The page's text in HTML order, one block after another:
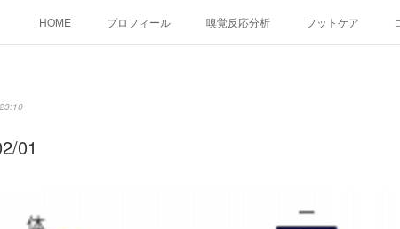
HOME プロフィール 嗅覚反応分析 フットケア
01